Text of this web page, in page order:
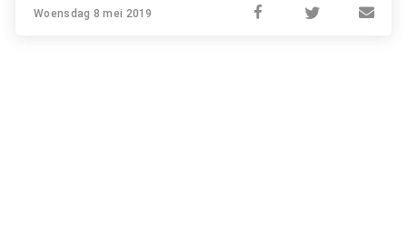
Woensdag 8 mei 2019